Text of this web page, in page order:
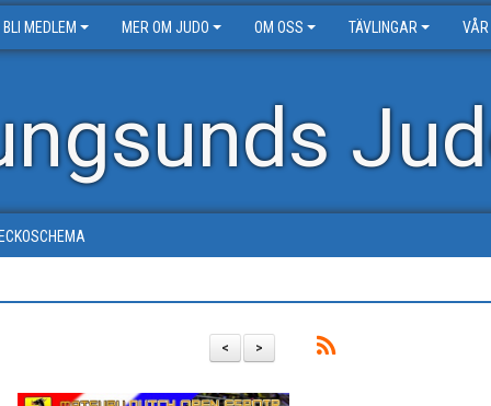
BLI MEDLEM MER OM JUDO OM OSS TÄVLINGAR VÅR
>
<